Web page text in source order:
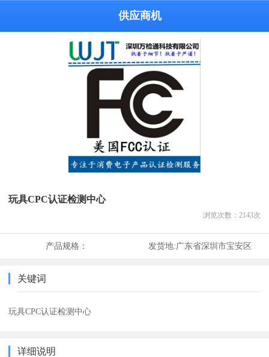
供应商机
玩具CPC认证检测中心
浏览次数： 2143次
产品规格： 发货地:广东省深圳市宝安区
关键词
玩具CPC认证检测中心
详细说明